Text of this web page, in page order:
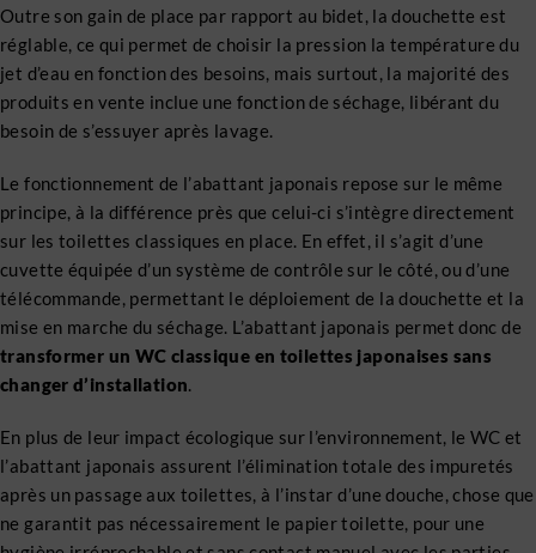
Outre son gain de place par rapport au bidet, la douchette est
réglable, ce qui permet de choisir la pression la température du
jet d’eau en fonction des besoins, mais surtout, la majorité des
produits en vente inclue une fonction de séchage, libérant du
besoin de s’essuyer après lavage.
Le fonctionnement de l’abattant japonais repose sur le même
principe, à la différence près que celui-ci s’intègre directement
sur les toilettes classiques en place. En effet, il s’agit d’une
cuvette équipée d’un système de contrôle sur le côté, ou d’une
télécommande, permettant le déploiement de la douchette et la
mise en marche du séchage. L’abattant japonais permet donc de
transformer un WC classique en toilettes japonaises sans
changer d’installation.
En plus de leur impact écologique sur l’environnement, le WC et
l’abattant japonais assurent l’élimination totale des impuretés
après un passage aux toilettes, à l’instar d’une douche, chose que
ne garantit pas nécessairement le papier toilette, pour une